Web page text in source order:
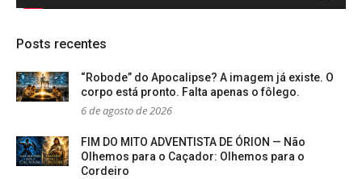
Posts recentes
“Robode” do Apocalipse? A imagem já existe. O
corpo está pronto. Falta apenas o fôlego.
6 de agosto de 2026
FIM DO MITO ADVENTISTA DE ÓRION — Não
Olhemos para o Caçador: Olhemos para o
Cordeiro